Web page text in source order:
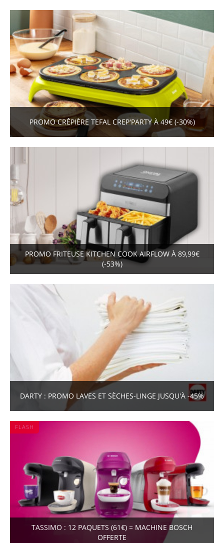
PROMO CRÊPIÈRE TEFAL CREP'PARTY À 49€ (-30%)
PROMO FRITEUSE KITCHEN COOK AIRFLOW À 89,99€
(-53%)
DARTY : PROMO LAVES ET SÈCHES-LINGE JUSQU'À -45%
FLASH
TASSIMO : 12 PAQUETS (61€) = MACHINE BOSCH
OFFERTE